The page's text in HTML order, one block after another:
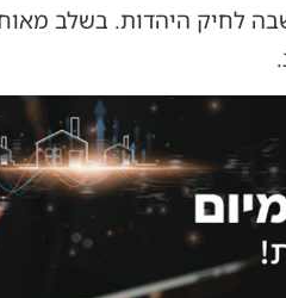
לחיק היהדות. בשלב